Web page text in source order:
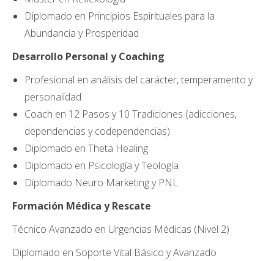
Diplomado en Principios Espirituales para la
Abundancia y Prosperidad
Desarrollo Personal y Coaching
Profesional en análisis del carácter, temperamento y
personalidad
Coach en 12 Pasos y 10 Tradiciones (adicciones,
dependencias y codependencias)
Diplomado en Theta Healing
Diplomado en Psicología y Teología
Diplomado Neuro Marketing y PNL
Formación Médica y Rescate
Técnico Avanzado en Urgencias Médicas (Nivel 2)
Diplomado en Soporte Vital Básico y Avanzado